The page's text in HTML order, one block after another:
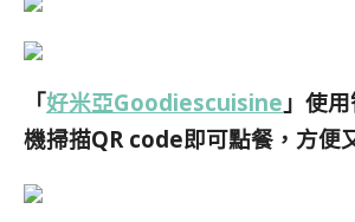
「好米亞Goodiescuisine 」使
機掃描QR code即可點餐，方便